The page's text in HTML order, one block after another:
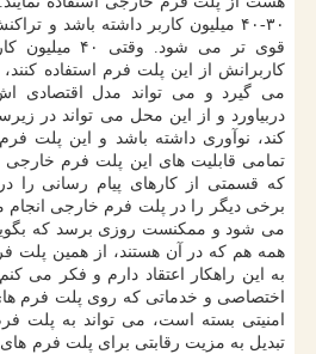
۳۰-۴۰ میلیون کاربر داشته باشد و
قوی تر می شود.
کاربرانش از این پلت فرم استفاده
می گیرد و می تواند مدل اقتصادی
دربیاورد و از این محل می تواند در
کند، نوآوری داشته باشد و این پلت
تمامی قابلیت های این پلت فرم خارجی
که قسمتی از کارهای پیام رسانی را
برخی دیگر را در پلت فرم خارجی انجام
می شود و ممکنست روزی برسد که
همه هم که در آن هستند، از همین پلت
به این راهکار اعتقاد دارم و فکر می
اختصاصی و خدماتی که روی پلت فرم
امنیتی بسته است، می تواند به پلت
تبدیل به مزیت رقابتی برای پلت فرم های